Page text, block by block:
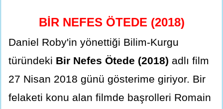
BİR NEFES ÖTEDE (2018)
Daniel Roby'in yönettiği Bilim-Kurgu
türündeki Bir Nefes Ötede (2018) adlı film
27 Nisan 2018 günü gösterime giriyor. Bir
felaketi konu alan filmde başrolleri Romain